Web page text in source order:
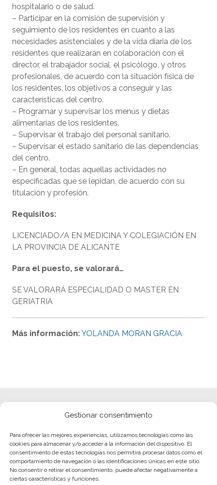
Gestionar consentimiento
Para ofrecer las mejores experiencias, utilizamos tecnologías como las
cookies para almacenar y/o acceder a la información del dispositivo. El
consentimiento de estas tecnologías nos permitirá procesar datos como el
comportamiento de navegación o las identificaciones únicas en este sitio.
No consentir o retirar el consentimiento, puede afectar negativamente a
ciertas características y funciones.
hospitalario o de salud.
– Participar en la comisión de supervisión y
seguimiento de los residentes en cuanto a las
necesidades asistenciales y de la vida diaria de los
residentes que realizarán en colaboración con el
director, el trabajador social, el psicólogo, y otros
profesionales, de acuerdo con la situación física de
los residentes, los objetivos a conseguir y las
características del centro.
– Programar y supervisar los menús y dietas
alimentarías de los residentes.
– Supervisar el trabajo del personal sanitario.
– Supervisar el estado sanitario de las dependencias
del centro.
– En general, todas aquellas actividades no
especificadas que se lepidan, de acuerdo con su
titulación y profesión.
Requisitos:
LICENCIADO/A EN MEDICINA Y COLEGIACIÓN EN
LA PROVINCIA DE ALICANTE
Para el puesto, se valorará…
SE VALORARÁ ESPECIALIDAD O MASTER EN
GERIATRIA
Más información:YOLANDA MORAN GRACIA